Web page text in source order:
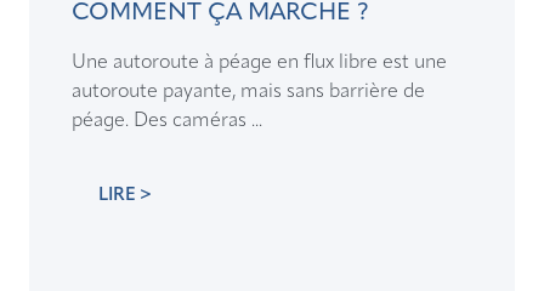
COMMENT ÇA MARCHE ?
Une autoroute à péage en flux libre est une
autoroute payante, mais sans barrière de
péage. Des caméras ...
LIRE >